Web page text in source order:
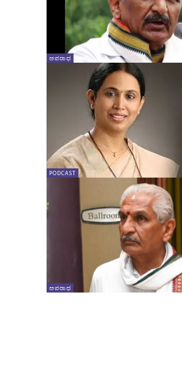
ಅಪರಾಧ
PODCAST
ಅಪರಾಧ